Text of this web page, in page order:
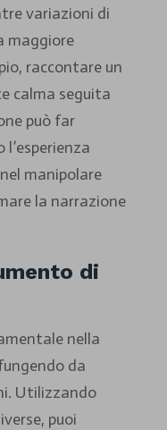
variazioni di
maggiore
raccontare un
calma seguita
può far
l’esperienza
manipolare
la narrazione
di
nella
da
Utilizzando
puoi